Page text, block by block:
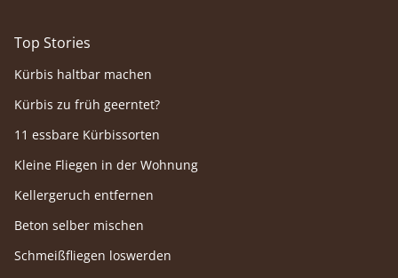
Top Stories
Kürbis haltbar machen
Kürbis zu früh geerntet?
11 essbare Kürbissorten
Kleine Fliegen in der Wohnung
Kellergeruch entfernen
Beton selber mischen
Schmeißfliegen loswerden